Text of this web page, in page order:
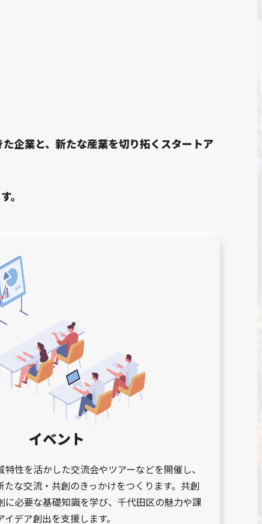
企業と、新たな産業を切り拓くスタートア
。
イベント
性を活かした交流会やツアーなどを開催し、
な交流・共創のきっかけをつくります。共創
に必要な基礎知識を学び、千代田区の魅力や課
デア創出を支援します。